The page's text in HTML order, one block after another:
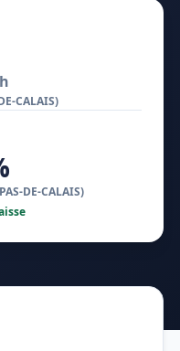
CALAIS)
DE-CALAIS)